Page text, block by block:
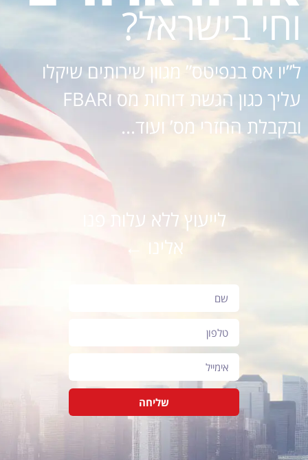
וחי בישראל?
ל”יו אס בנפיטס” מגוון שירותים שיקלו
עליך כגון הגשת דוחות מס וFBAR
ובקבלת החזרי מס’ ועוד…
לייעוץ ללא עלות פנו
אלינו ←
שליחה